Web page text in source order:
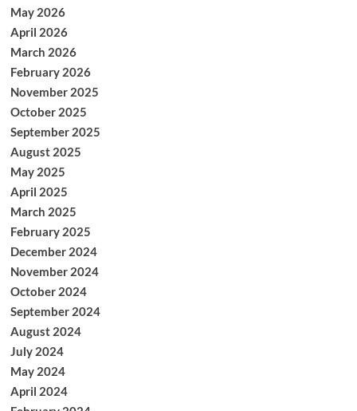
May 2026
April 2026
March 2026
February 2026
November 2025
October 2025
September 2025
August 2025
May 2025
April 2025
March 2025
February 2025
December 2024
November 2024
October 2024
September 2024
August 2024
July 2024
May 2024
April 2024